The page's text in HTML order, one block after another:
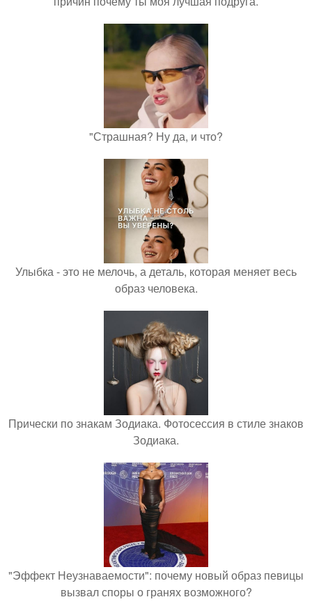
"Страшная? Ну да, и что?
Улыбка - это не мелочь, а деталь, которая меняет весь
образ человека.
Прически по знакам Зодиака. Фотосессия в стиле знаков
Зодиака.
"Эффект Неузнаваемости": почему новый образ певицы
вызвал споры о гранях возможного?